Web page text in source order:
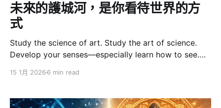
未來的護城河，是你看待世界的方
式
Study the science of art. Study the art of science.
Develop your senses—especially learn how to see.
— Leonardo da Vinci 達文西的這句話放在今天，比五百
的能力每隔幾個月就跳升一個層級，自動化已經不再是遙
15 1月 2026 6 min read